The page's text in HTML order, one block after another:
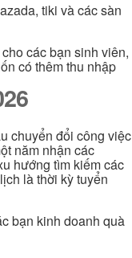
tiki và các sàn
các bạn sinh viên,
có thêm thu nhập
chuyển đổi công việc
năm nhận các
hướng tìm kiếm các
là thời kỳ tuyển
bạn kinh doanh quà